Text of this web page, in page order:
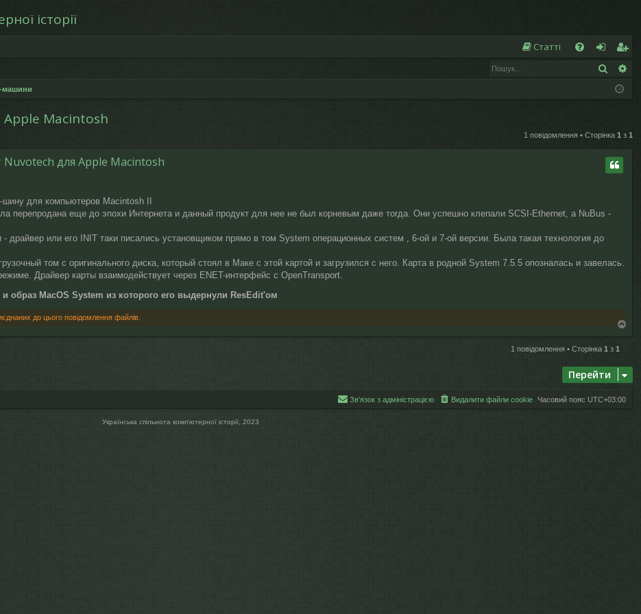
історії
Статті
о
хі
еє
ст
а
ці
Пошук
машини
Apple Macintosh
1 повідомлення • Сторінка 1 з 1
для Apple Macintosh
шину для компьютеров Macintosh II
перепродана еще до эпохи Интернета и данный продукт для нее не был корневым даже тогда. Они успешно клепали SCSI-Ethernet, а NuBus -
драйвер или его INIT таки писались установщиком прямо в том System операционных систем , 6-ой и 7-ой версии. Была такая технология до
том с оригинального диска, который стоял в Маке с этой картой и загрузился с него. Карта в родной System 7.5.5 опозналась и завелась.
Драйвер карты взаимодействует через ENET-интерфейс с OpenTransport.
образ MacOS System из которого его выдернули ResEdit'ом
до цього повідомлення файлів.
о
р
1 повідомлення • Сторінка 1 з 1
Перейти
Часовий пояс UTC+03:00
Видалити файли cookie
Зв'язок з адміністрацією
Українська спільнота компʼютерної історії, 2023